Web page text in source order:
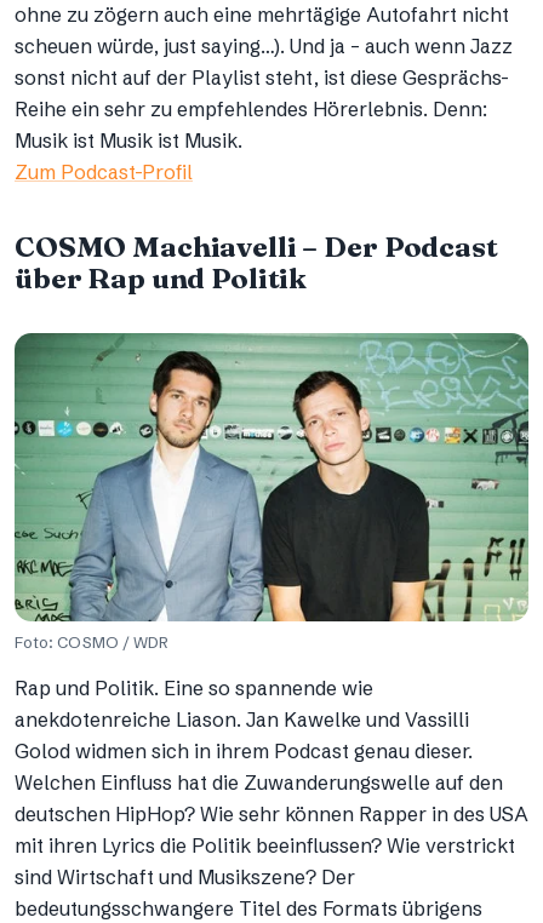
ohne zu zögern auch eine mehrtägige Autofahrt nicht
scheuen würde, just saying…). Und ja – auch wenn Jazz
sonst nicht auf der Playlist steht, ist diese Gesprächs-
Reihe ein sehr zu empfehlendes Hörerlebnis. Denn:
Musik ist Musik ist Musik.
Zum Podcast-Profil
COSMO Machiavelli – Der Podcast
über Rap und Politik
Foto: COSMO / WDR
Rap und Politik. Eine so spannende wie
anekdotenreiche Liason. Jan Kawelke und Vassilli
Golod widmen sich in ihrem Podcast genau dieser.
Welchen Einfluss hat die Zuwanderungswelle auf den
deutschen HipHop? Wie sehr können Rapper in des USA
mit ihren Lyrics die Politik beeinflussen? Wie verstrickt
sind Wirtschaft und Musikszene? Der
bedeutungsschwangere Titel des Formats übrigens